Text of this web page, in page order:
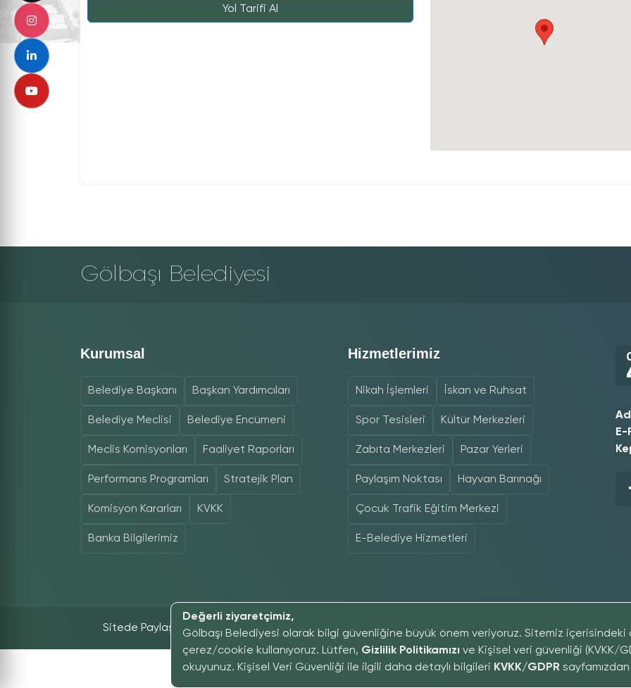
Yol Tarifi Al
Gölbaşı Belediyesi
Kurumsal
Belediye Başkanı Başkan Yardımcıları
Belediye Meclisi Belediye Encümeni
Meclis Komisyonları Faaliyet Raporları
Performans Programları Stratejik Plan
Komisyon Kararları KVKK
Banka Bilgilerimiz
Hizmetlerimiz
Nikah İşlemleri İskan ve Ruhsat
Spor Tesisleri Kültür Merkezleri
Zabıta Merkezleri Pazar Yerleri
Paylaşım Noktası Hayvan Barınağı
Çocuk Trafik Eğitim Merkezi
E-Belediye Hizmetleri
Sitede Paylaşılan İçeriklerin Tüm Hakları Saklıdır, Gölbaşı Belediyesi yazılı izni alınmadan
kopyalanamaz.
©
Değerli ziyaretçimiz,
Gölbaşı Belediyesi olarak bilgi güvenliğine büyük önem veriyoruz. Sitemiz
çerez/cookie kullanıyoruz. Lütfen, Gizlilik Politikamızı ve Kişisel veri güvenliği (KVKK/
okuyunuz. Kişisel Veri Güvenliği ile ilgili daha detaylı bilgileri KVKK/GDPR